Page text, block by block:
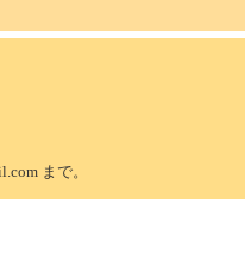
まで。